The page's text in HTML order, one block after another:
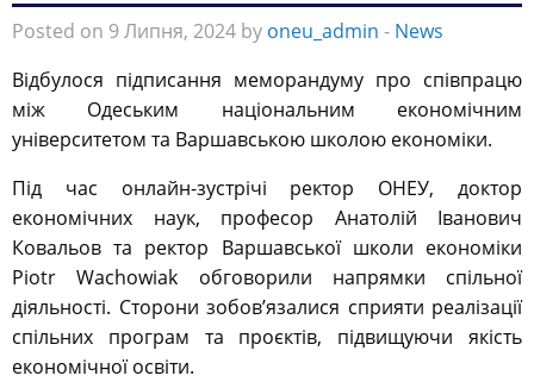
Posted on 9 Липня, 2024 by oneu_admin - News
Відбулося підписання меморандуму про співпрацю
між Одеським національним економічним
університетом та Варшавською школою економіки.
Під час онлайн-зустрічі ректор ОНЕУ, доктор
економічних наук, професор Анатолій Іванович
Ковальов та ректор Варшавської школи економіки
Piotr Wachowiak обговорили напрямки спільної
діяльності. Сторони зобов’язалися сприяти реалізації
спільних програм та проєктів, підвищуючи якість
економічної освіти.